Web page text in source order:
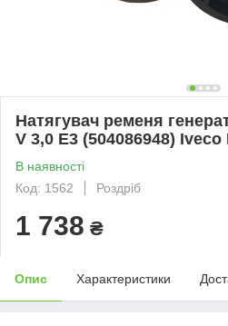
Натягувач ременя
V 3,0 Е3 (504086948)
В наявності
Код: 1562
Роздріб
1 738 ₴
Опис Характеристики